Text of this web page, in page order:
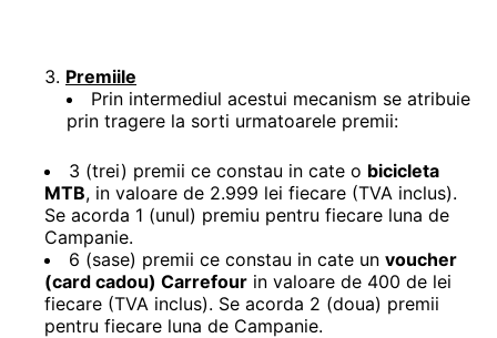
Premiile
Prin intermediul acestui mecanism se atribuie
prin tragere la sorti urmatoarele premii:
3 (trei) premii ce constau in cate o bicicleta
MTB, in valoare de 2.999 lei fiecare (TVA inclus).
Se acorda 1 (unul) premiu pentru fiecare luna de
Campanie.
6 (sase) premii ce constau in cate un voucher
(card cadou) Carrefour in valoare de 400 de lei
fiecare (TVA inclus). Se acorda 2 (doua) premii
pentru fiecare luna de Campanie.